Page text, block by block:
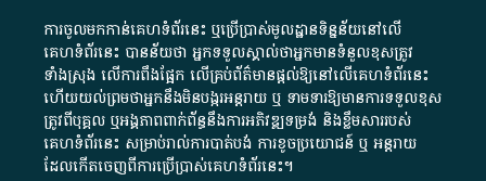
ការចូលមកកាន់គេហទំព័រនេះ ឬប្រើប្រាស់មូលដ្ឋានទិន្នន័យនៅលើ
គេហទំព័រនេះ បានន័យថា អ្នកទទួលស្គាល់ថាអ្នកមានទំនួលខុសត្រូវ
ទាំងស្រុង លើការពឹងផ្អែក លើគ្រប់ព័ត៌មានផ្តល់ឱ្យនៅលើគេហទំព័រនេះ
ហើយយល់ព្រមថាអ្នកនឹងមិនបង្ករអន្តរាយ ឬ ទាមទារ​ឱ្យមានការទទួលខុស​
ត្រូវពីបុគ្គល ឬអង្គភាពពាក់ព័ន្ធនឹងការអភិវឌ្ឍទម្រង់ និងខ្លឹមសាររបស់
គេហទំព័រនេះ សម្រាប់រាល់ការបាត់បង់ ការខូចប្រយោជន៍ ឬ អន្តរាយ
ដែលកើតចេញពីការប្រើប្រាស់គេហទំព័រនេះ។